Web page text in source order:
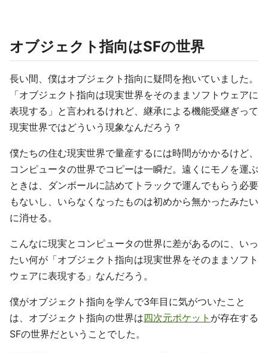
オブジェクト指向はSFの世界
長い間、僕はオブジェクト指向に疑問を抱いていました。
「オブジェクト指向は現実世界をそのままソフトウェアに
表現する」と言われるけれど、継承による機能受継ぎって
現実世界ではどういう現象なんだろう？
僕たちの住む現実世界で量産するには時間がかかるけど、
コンピュータの世界でコピーは一瞬だ。遠くにモノを運ぶ
ときは、ダンボールに詰めてトラックで運んでもらう必要
もないし、いらなくなったものは初めから無かったみたい
に消せる。
こんなに現実とコンピュータの世界に差があるのに、いっ
たい何が「オブジェクト指向は現実世界をそのままソフト
ウェアに表現する」なんだろう。
僕がオブジェクト指向を学んで3年目に気がついたこと
は、オブジェクト指向の世界は四次元ポケット が存在する
SFの世界だということでした。